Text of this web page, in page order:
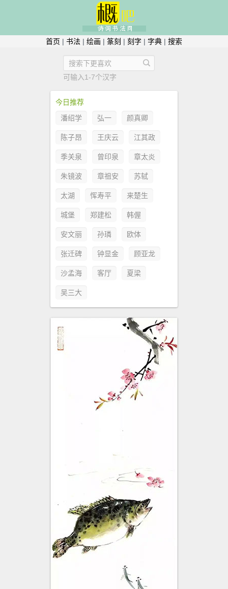
首页 | 书法 | 绘画 | 篆刻 | 刻字 | 字典 | 搜索
可输入1-7个汉字
今日推荐
潘绍学
弘一 颜真卿
陈子昂 王庆云 江其政
季关泉 曾印泉 章太炎
朱镜波 章祖安 苏轼
太湖 恽寿平 来楚生
城堡 郑建松 韩偓
安文丽 孙璘 欧体
张迁碑 钟显金 顾亚龙
沙孟海 客厅 夏梁
吴三大